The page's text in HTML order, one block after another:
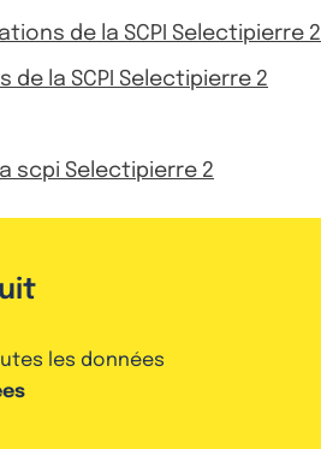
de la SCPI Selectipierre 2
la SCPI Selectipierre 2
scpi Selectipierre 2
les données